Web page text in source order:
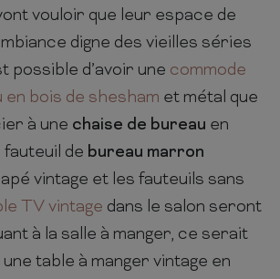
vouloir que leur espace de
digne des vieilles séries
possible d’avoir une commode
en bois de shesham et métal que
à une chaise de bureau en
de bureau marron
vintage et les fauteuils sans
TV vintage dans le salon seront
à la salle à manger, ce serait
table à manger vintage en